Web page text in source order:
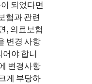
되었다면
험과 관련
, 의료보험
변경 사항
어야 합니
변경사항
게 부당하